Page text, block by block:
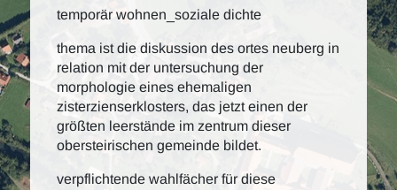
temporär wohnen_soziale dichte
thema ist die diskussion des ortes neuberg in
relation mit der untersuchung der
morphologie eines ehemaligen
zisterzienserklosters, das jetzt einen der
größten leerstände im zentrum dieser
obersteirischen gemeinde bildet.
verpflichtende wahlfächer für diese